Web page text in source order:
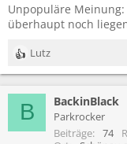
Unpopuläre
überhaupt noch
R
e
i
Lutz
B BackinBlack
Parkrocker
Beiträge
74